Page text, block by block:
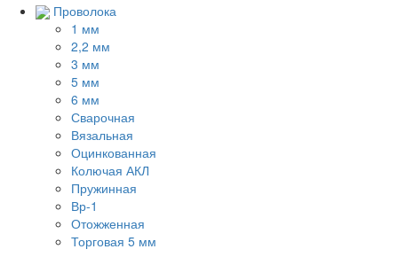
Проволока
1 мм
2,2 мм
3 мм
5 мм
6 мм
Сварочная
Вязальная
Оцинкованная
Колючая АКЛ
Пружинная
Вр-1
Отожженная
Торговая 5 мм